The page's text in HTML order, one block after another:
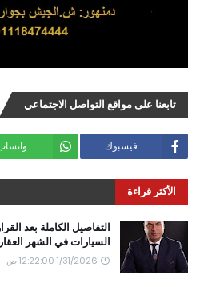
تابعنا على مواقع التواصل الاجتماعي
فيسبوك
الأكثر قراءة
التفاصيل الكاملة بعد
السيارات في الشهر
1/31/2026 12:22:00 ص